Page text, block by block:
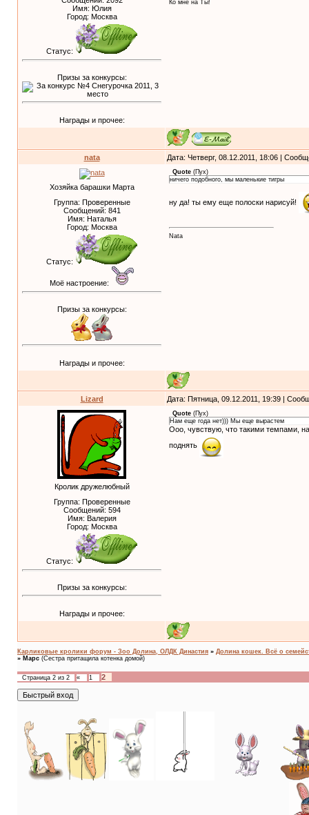
Имя: Юлия
Город: Москва
Статус:
Призы за конкурсы:
Награды и прочее:
Ко мне на Ты!
nata Дата: Четверг, 08.12.2011, 18:06 |
Хозяйка барашки Марта
Группа: Проверенные
Сообщений: 841
Имя: Наталья
Город: Москва
Статус:
Моё настроение:
Призы за конкурсы:
Награды и прочее:
Quote (Пух)
ничего подобного, мы маленькие тигры
ну да! ты ему еще полоски нарисуй!
Nata
Lizard Дата: Пятница, 09.12.2011, 19:39 |
Кролик дружелюбный
Группа: Проверенные
Сообщений: 594
Имя: Валерия
Город: Москва
Статус:
Призы за конкурсы:
Награды и прочее:
Quote (Пух)
Нам еще года нет))) Мы еще вырастем
Ооо, чувствую, что такими темпами,
поднять
Карликовые кролики форум - Зоо Долина, ОЛДК Династия » Долина кошек. Всё о
» Марс (Сестра притащила котенка домой)
Страница 2 из 2 « 1 2